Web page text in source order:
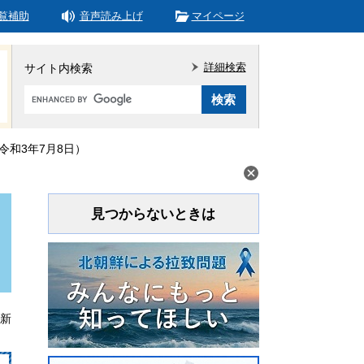
補助 音声読み上げ マイページ
サイト内検索
Google
タ
ム
詳細検索
和3年7月8日）
見つからないときは